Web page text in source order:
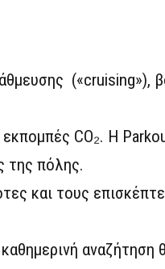
(«cruising»),
CO₂. Η
της πόλης.
και τους
αναζήτηση